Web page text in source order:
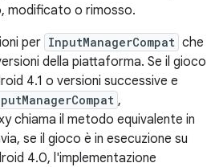
modificato o rimosso.
per InputManagerCompat che
della piattaforma. Se il gioco
4.1 o versioni successive e
,
chiama il metodo equivalente in
se il gioco è in esecuzione su
4.0, l'implementazione